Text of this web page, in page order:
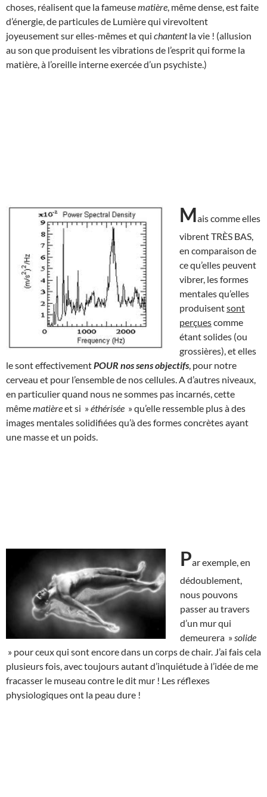
choses, réalisent que la fameusematière , même dense, est faite
d’énergie, de particules de Lumière qui virevoltent
joyeusement sur elles-mêmes et qui chantentla vie ! (allusion
au son que produisent les vibrations de l’esprit qui forme la
matière, à l’oreille interne exercée d’un psychiste.)
Mais comme elles
vibrent TRÈS BAS,
en comparaison de
ce qu’elles peuvent
vibrer, les formes
mentales qu’elles
produisentsont
perçuescomme
étant solides (ou
grossières), et elles
le sont effectivement POUR nos sens objectifs , pour notre
cerveau et pour l’ensemble de nos cellules. A d’autres niveaux,
en particulier quand nous ne sommes pas incarnés, cette
mêmematièreet si »éthérisée » qu’elle ressemble plus à des
images mentales solidifiées qu’à des formes concrètes ayant
une masse et un poids.
Par exemple, en
dédoublement,
nous pouvons
passer au travers
d’un mur qui
demeurera » solide
» pour ceux qui sont encore dans un corps de chair. J’ai fais cela
plusieurs fois, avec toujours autant d’inquiétude à l’idée de me
fracasser le museau contre le dit mur ! Les réflexes
physiologiques ont la peau dure !